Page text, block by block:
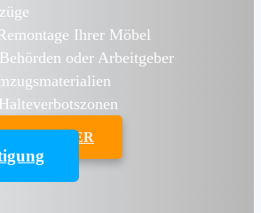
Ihrer Möbel
oder Arbeitgeber